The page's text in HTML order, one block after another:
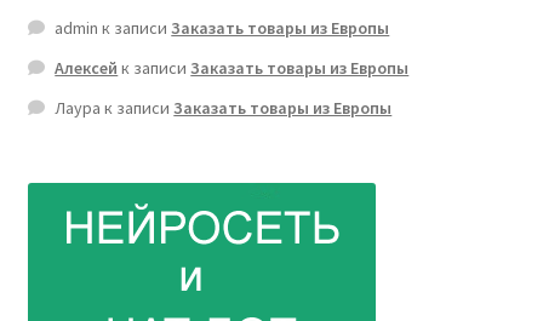
admin к записиЗаказать товары из Европы
Алексей к записиЗаказать товары из Европы
Лаура к записиЗаказать товары из Европы